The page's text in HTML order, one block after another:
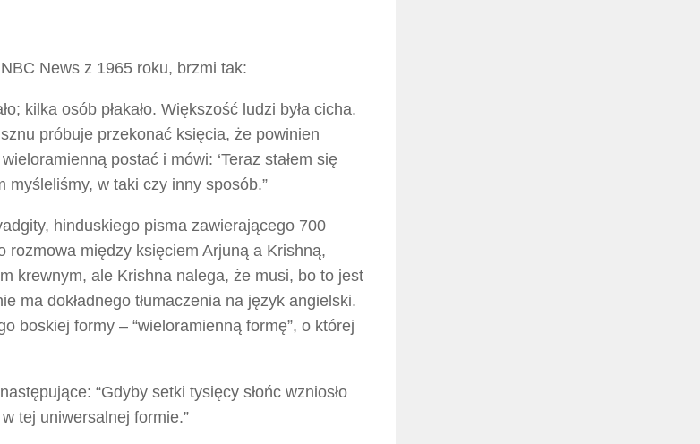
News z 1965 roku, brzmi tak:
kilka osób płakało. Większość ludzi była cicha.
próbuje przekonać księcia, że powinien
postać i mówi: ‘Teraz stałem się
myśleliśmy, w taki czy inny sposób.”
hinduskiego pisma zawierającego 700
między księciem Arjuną a Krishną,
krewnym, ale Krishna nalega, że musi, bo to jest
ma dokładnego tłumaczenia na język angielski.
boskiej formy – “wieloramienną formę”, o której
“Gdyby setki tysięcy słońc wzniosło
tej uniwersalnej formie.”